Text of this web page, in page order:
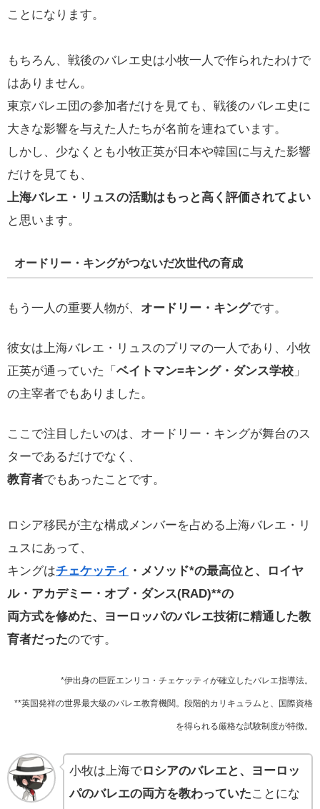
ことになります。
もちろん、戦後のバレエ史は小牧一人で作られたわけで
はありません。
東京バレエ団の参加者だけを見ても、戦後のバレエ史に
大きな影響を与えた人たちが名前を連ねています。
しかし、少なくとも小牧正英が日本や韓国に与えた影響
だけを見ても、
上海バレエ・リュスの活動はもっと高く評価されてよい
と思います。
オードリー・キングがつないだ次世代の育成
もう一人の重要人物が、 オードリー・キングです。
彼女は上海バレエ・リュスのプリマの一人であり、小牧
正英が通っていた「 ベイトマン=キング・ダンス学校 」
の主宰者でもありました。
ここで注目したいのは、オードリー・キングが舞台のス
ターであるだけでなく、
教育者でもあったことです。
ロシア移民が主な構成メンバーを占める上海バレエ・リ
ュスにあって、
キングはチェケッティ ・メソッド*の最高位と、ロイヤ
ル・アカデミー・オブ・ダンス(RAD)**の
両方式を修めた、ヨーロッパのバレエ技術に精通した教
育者だったのです。
*伊出身の巨匠エンリコ・チェケッティが確立したバレエ指導法。
**英国発祥の世界最大級のバレエ教育機関。段階的カリキュラムと、国際資格
を得られる厳格な試験制度が特徴。
小牧は上海でロシアのバレエと、ヨーロッ
パのバレエの両方を教わっていたことにな